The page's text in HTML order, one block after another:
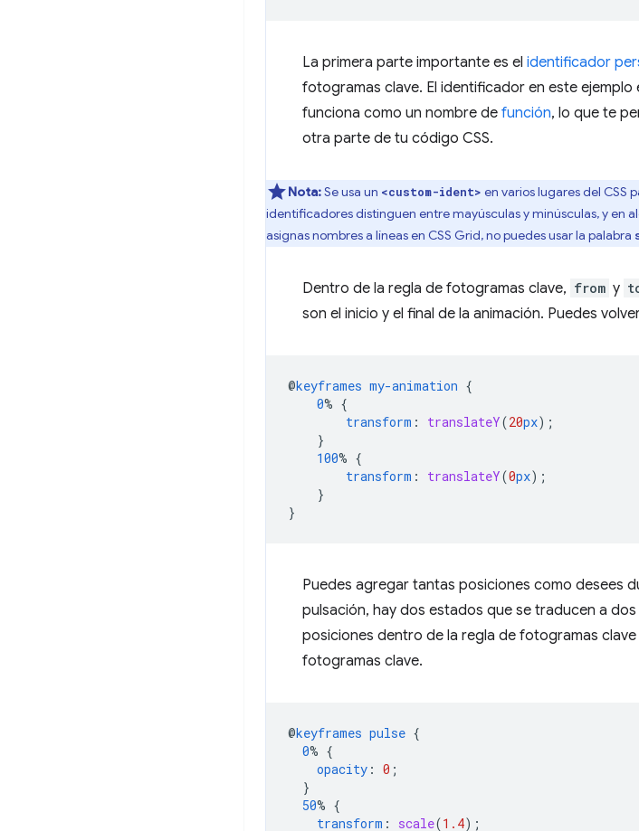
La primera parte importante es el identificador
fotogramas clave. El identificador en este ejemplo
funciona como un nombre de función, lo que te
otra parte de tu código CSS.
Nota:Se usa un <custom-ident> en varios lugares del CSS
identificadores distinguen entre mayúsculas y minúsculas, y en
asignas nombres a líneas en CSS Grid, no puedes usar la palabra
Dentro de la regla de fotogramas clave, from y
son el inicio y el final de la animación. Puedes
@keyframes my-animation {
0% {
transform : translateY(20px);
}
100% {
transform : translateY(0px);
}
}
Puedes agregar tantas posiciones como desees
pulsación, hay dos estados que se traducen a
posiciones dentro de la regla de fotogramas
fotogramas clave.
@keyframes pulse {
0% {
opacity : 0 ;
}
50% {
transform : scale(1.4);